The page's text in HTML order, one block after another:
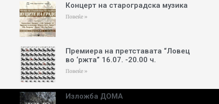
Концерт на староградска музика
Повеќе »
Премиера на претставата “Ловец
во ‘ржта” 16.07. -20.00 ч.
Повеќе »
Изложба ДОМА